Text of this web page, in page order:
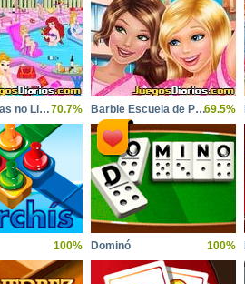
Las Princesas no Limpian70.7% Barbie Escuela de Princesas69.5%
100% Dominó 100%